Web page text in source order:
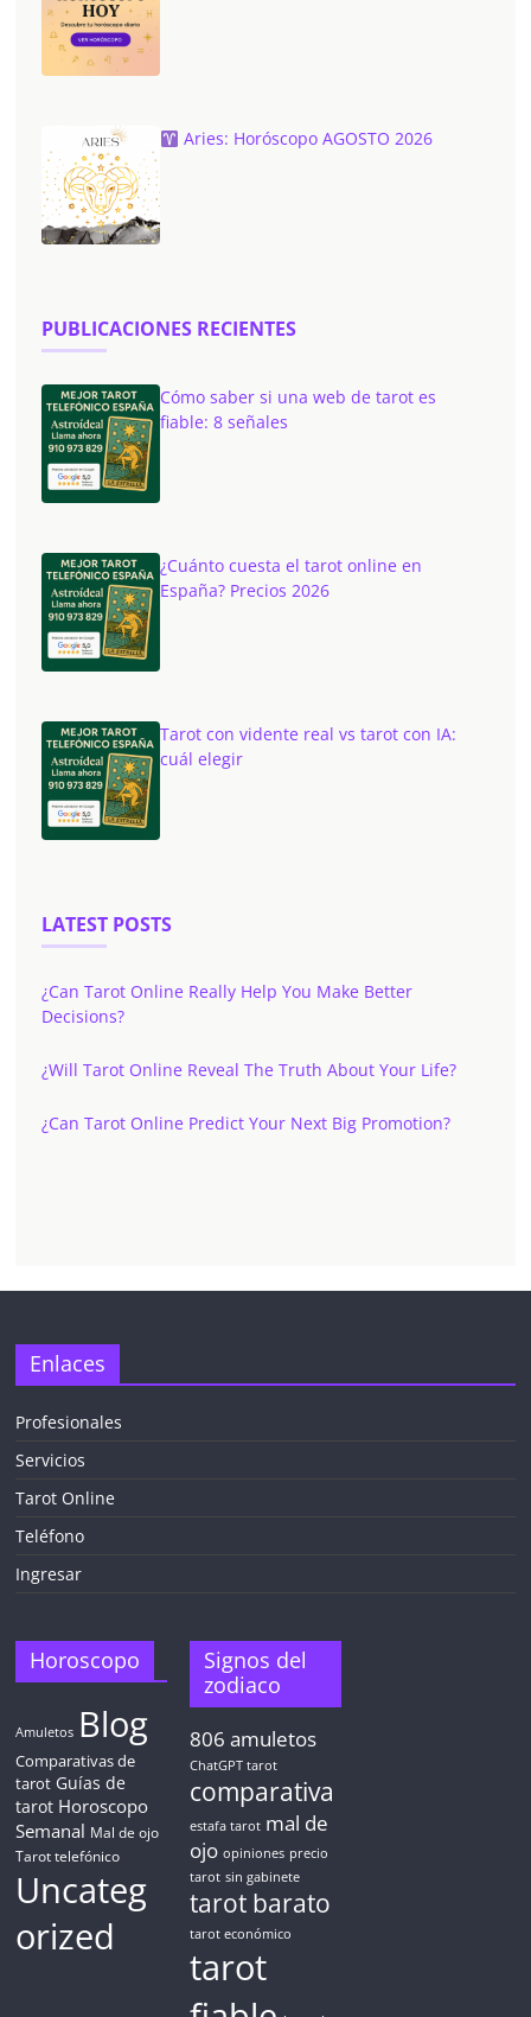
Aries: Horóscopo AGOSTO 2026
PUBLICACIONES RECIENTES
Cómo saber si una web de tarot es
fiable: 8 señales
¿Cuánto cuesta el tarot online en
España? Precios 2026
Tarot con vidente real vs tarot con IA:
cuál elegir
LATEST POSTS
¿Can Tarot Online Really Help You Make Better
Decisions?
¿Will Tarot Online Reveal The Truth About Your Life?
¿Can Tarot Online Predict Your Next Big Promotion?
TAROT GRATIS
✓ Sin cargos automáticos. El chat se detiene al finalizar el
crédito
Enlaces
Profesionales
Servicios
Tarot Online
Teléfono
Ingresar
Horoscopo
Amuletos Blog
Comparativas de
tarot Guías de
tarot Horoscopo
Semanal Mal de ojo
Tarot telefónico
Uncateg
orized
Signos del
zodiaco
806 amuletos
ChatGPT tarot
comparativa
estafa tarot mal de
ojo opiniones precio
tarot sin gabinete
tarot barato
tarot económico
tarot